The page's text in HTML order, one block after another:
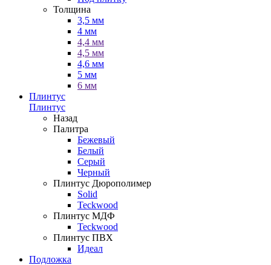
Толщина
3,5 мм
4 мм
4,4 мм
4,5 мм
4,6 мм
5 мм
6 мм
Плинтус
Плинтус
Назад
Палитра
Бежевый
Белый
Серый
Черный
Плинтус Дюрополимер
Solid
Teckwood
Плинтус МДФ
Teckwood
Плинтус ПВХ
Идеал
Подложка